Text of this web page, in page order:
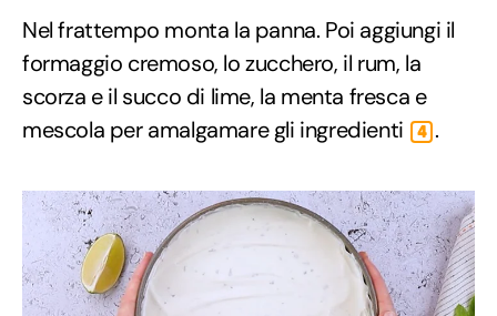
Nel frattempo monta la panna. Poi aggiungi il
formaggio cremoso, lo zucchero, il rum, la
scorza e il succo di lime, la menta fresca e
mescola per amalgamare gli ingredienti
4 .